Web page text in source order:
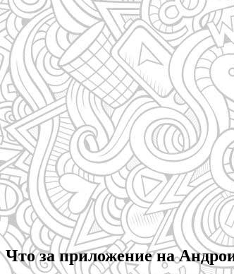
Что за приложение на